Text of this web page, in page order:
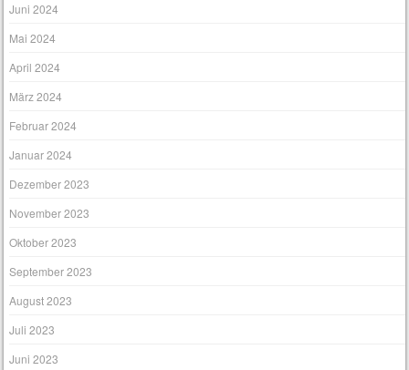
Juni 2024
Mai 2024
April 2024
März 2024
Februar 2024
Januar 2024
Dezember 2023
November 2023
Oktober 2023
September 2023
August 2023
Juli 2023
Juni 2023